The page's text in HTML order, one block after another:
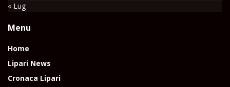
« Lug
Menu
Home
Lipari News
Cronaca Lipari